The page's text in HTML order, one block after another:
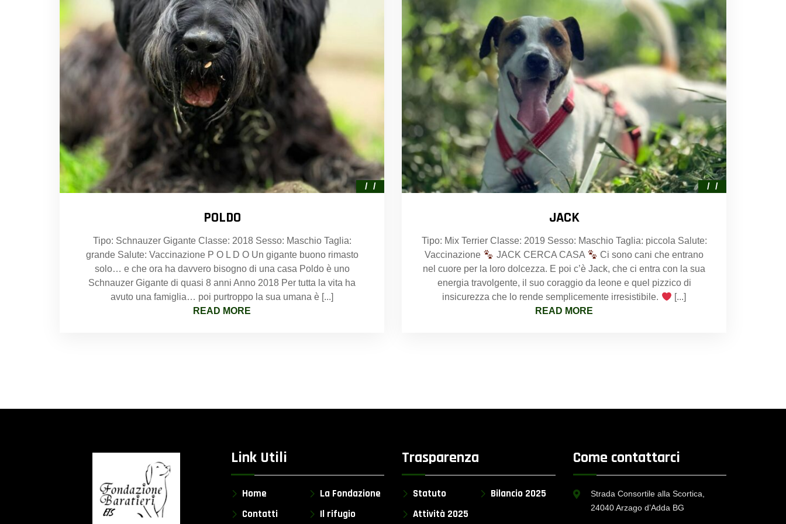
POLDO
Tipo: Schnauzer Gigante Classe: 2018 Sesso: Maschio Taglia:
grande Salute: Vaccinazione P O L D O Un gigante buono rimasto
solo… e che ora ha davvero bisogno di una casa Poldo è uno
Schnauzer Gigante di quasi 8 anni Anno 2018 Per tutta la vita ha
avuto una famiglia… poi purtroppo la sua umana è [...]
READ MORE
JACK
Tipo: Mix Terrier Classe: 2019 Sesso: Maschio Taglia: piccola Salute:
Vaccinazione
JACK CERCA CASA
Ci sono cani che entrano
nel cuore per la loro dolcezza. E poi c’è Jack, che ci entra con la sua
energia travolgente, il suo coraggio da leone e quel pizzico di
insicurezza che lo rende semplicemente irresistibile.
[...]
READ MORE
Link Utili
Home
La Fondazione
Contatti
Il rifugio
Trasparenza
Statuto
Bilancio 2025
Attività 2025
Come contattarci
Strada Consortile alla Scortica,
24040 Arzago d’Adda BG